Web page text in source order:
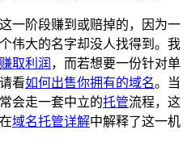
一阶段赚到或赔掉的，因为一
伟大的名字却没人找得到。我
取利润 ，而若想要一份针对单
看如何出售你拥有的域名。当
会走一套中立的托管流程，这
域名托管详解中解释了这一机